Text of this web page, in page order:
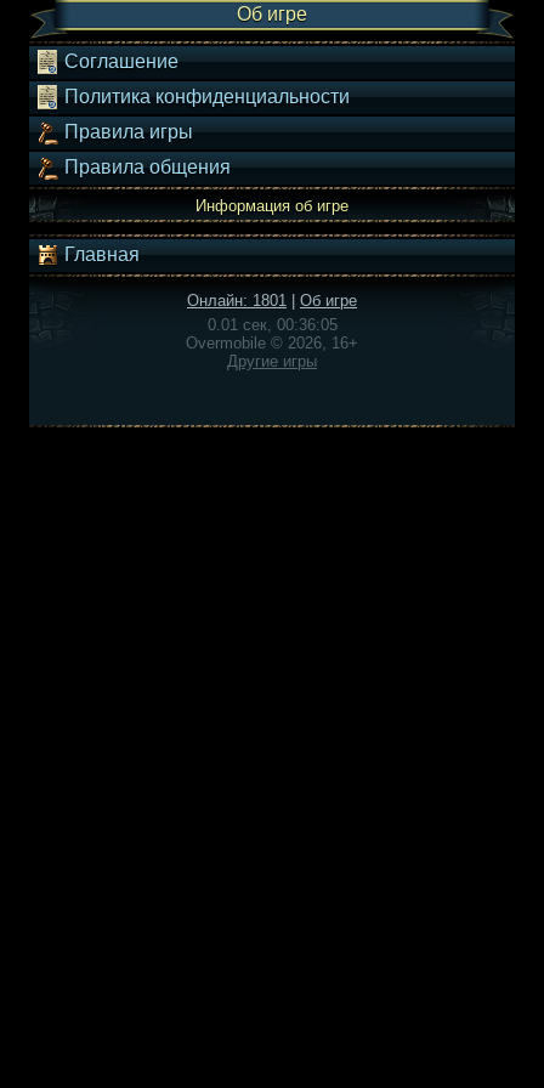
Об игре
Соглашение
Политика конфиденциальности
Правила игры
Правила общения
Информация об игре
Главная
Онлайн: 1801
Об игре
0.01 сек, 00:36:05
Overmobile © 2026, 16+
Другие игры